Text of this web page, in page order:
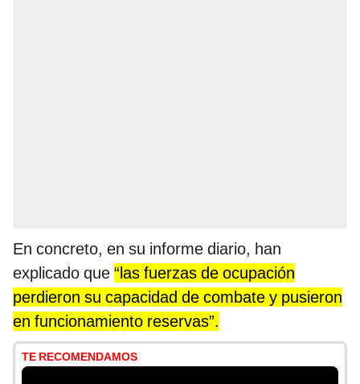
En concreto, en su informe diario, han
explicado que “las fuerzas de ocupación
perdieron su capacidad de combate y pusieron
en funcionamiento reservas”.
TE RECOMENDAMOS